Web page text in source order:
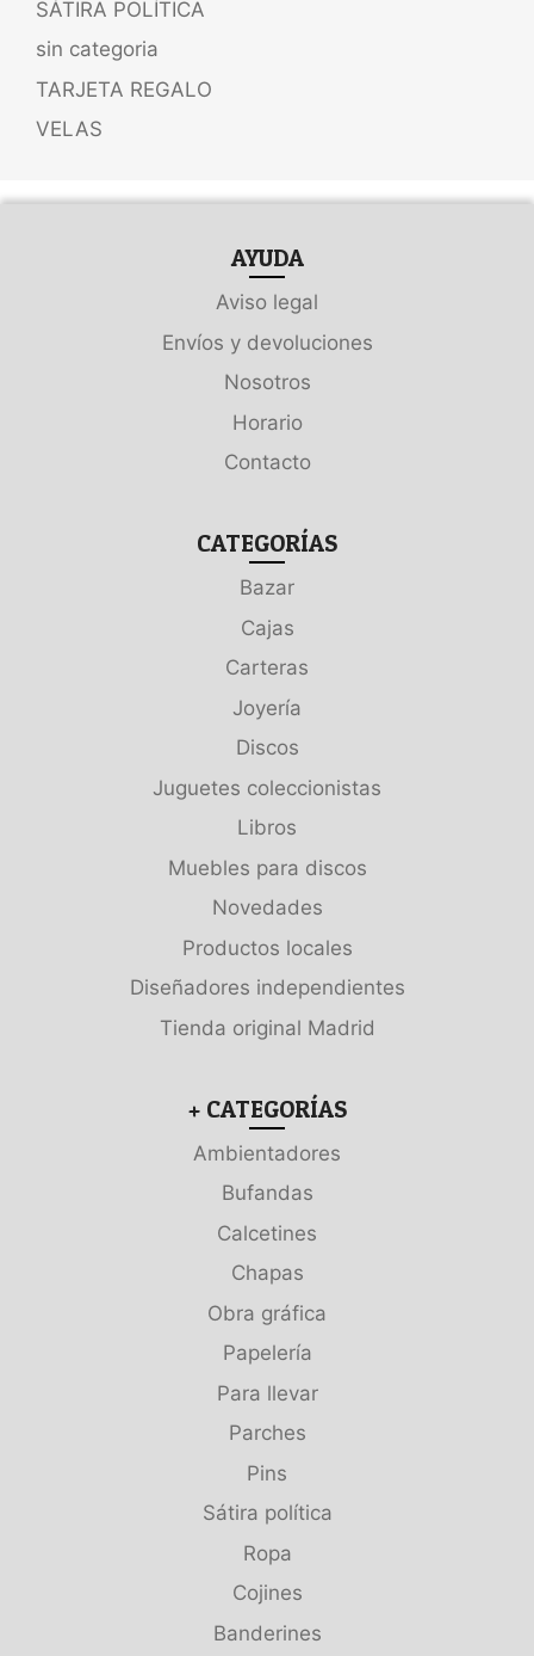
SÁTIRA POLÍTICA
sin categoria
TARJETA REGALO
VELAS
AYUDA
Aviso legal
Envíos y devoluciones
Nosotros
Horario
Contacto
CATEGORÍAS
Bazar
Cajas
Carteras
Joyería
Discos
Juguetes coleccionistas
Libros
Muebles para discos
Novedades
Productos locales
Diseñadores independientes
Tienda original Madrid
+ CATEGORÍAS
Ambientadores
Bufandas
Calcetines
Chapas
Obra gráfica
Papelería
Para llevar
Parches
Pins
Sátira política
Ropa
Cojines
Banderines